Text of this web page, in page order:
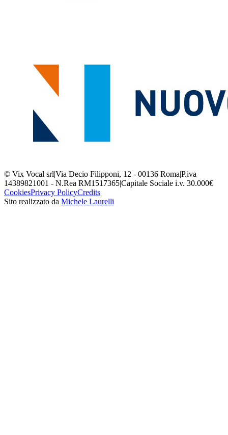
© Vix Vocal srl|Via Decio Filipponi, 12 - 00136 Roma|P.iva
14389821001 - N.Rea RM1517365|Capitale Sociale i.v. 30.000€
CookiesPrivacy PolicyCredits
Sito realizzato da Michele Laurelli